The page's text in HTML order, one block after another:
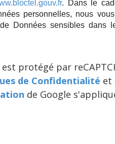
. Dans le
personnelles, nous
Données sensibles dans
est protégé par
de Confidentialité et
de Google